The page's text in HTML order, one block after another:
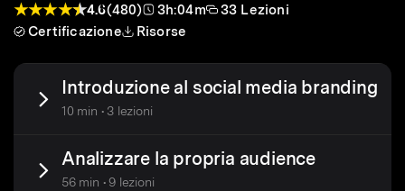
4.6(480) 3h:04m
33 Lezioni
Certificazione
Risorse
Introduzione al social media branding
10 min • 3 lezioni
Analizzare la propria audience
56 min • 9 lezioni